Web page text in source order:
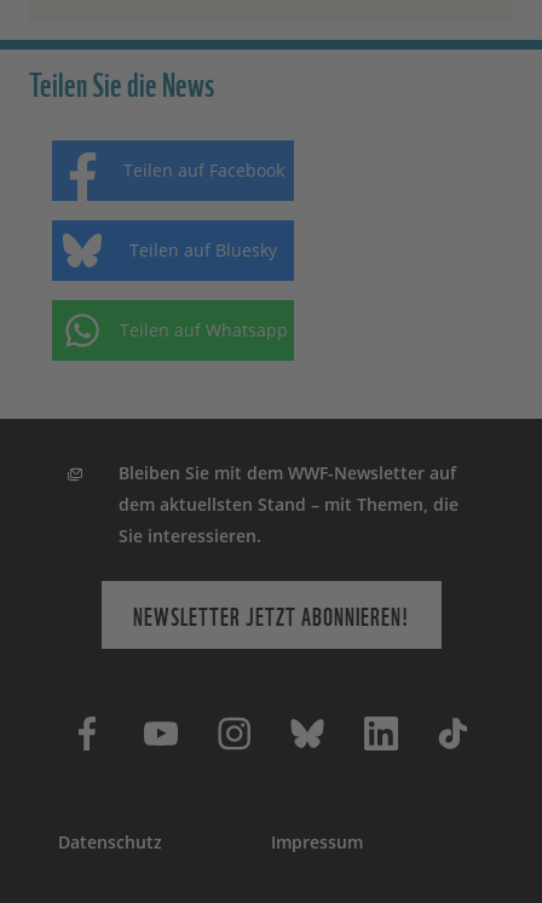
Teilen Sie die News
Teilen auf Facebook
Teilen auf Bluesky
Teilen auf Whatsapp
Bleiben Sie mit dem WWF-Newsletter auf
dem aktuellsten Stand – mit Themen, die
Sie interessieren.
NEWSLETTER JETZT ABONNIEREN!
Datenschutz Impressum